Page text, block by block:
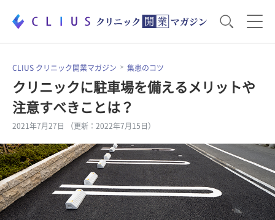
お役立ち資料 運営・経営のポイント
開業医のリアル
電子カルテ・ICT 医療機器・事務機器
集患のコツ セミナー
CLIUS クリニック開業マガジン 集患のコツ
クリニックに駐車場を備えるメリットや
注意すべきことは？
2021年7月27日 （更新：2022年7月15日）